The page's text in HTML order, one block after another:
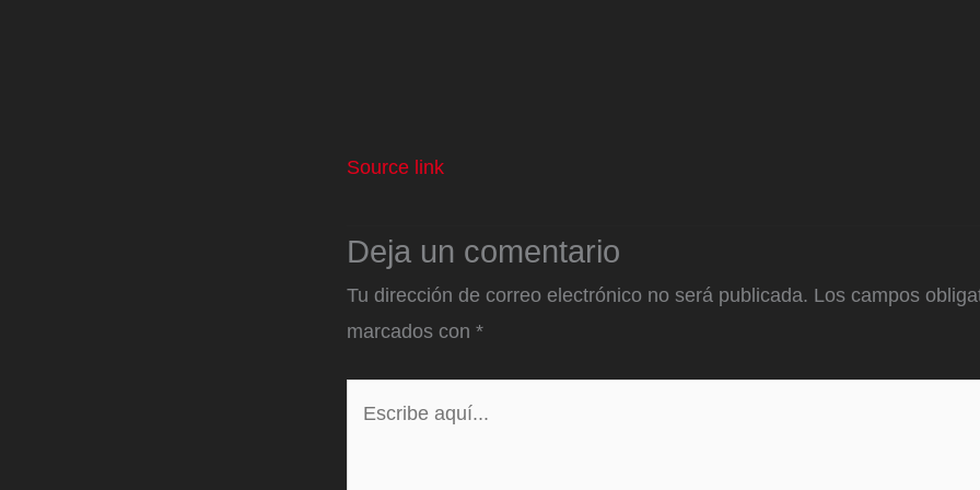
Source link
Deja un comentario
Tu dirección de correo electrónico no será publicada. Los campos
marcados con *